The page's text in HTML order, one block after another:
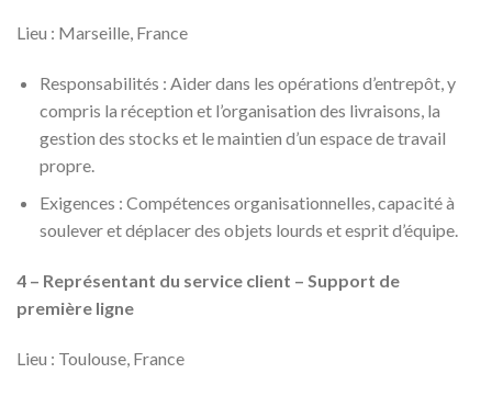
Lieu : Marseille, France
Responsabilités : Aider dans les opérations d’entrepôt, y
compris la réception et l’organisation des livraisons, la
gestion des stocks et le maintien d’un espace de travail
propre.
Exigences : Compétences organisationnelles, capacité à
soulever et déplacer des objets lourds et esprit d’équipe.
4 – Représentant du service client – Support de
première ligne
Lieu : Toulouse, France